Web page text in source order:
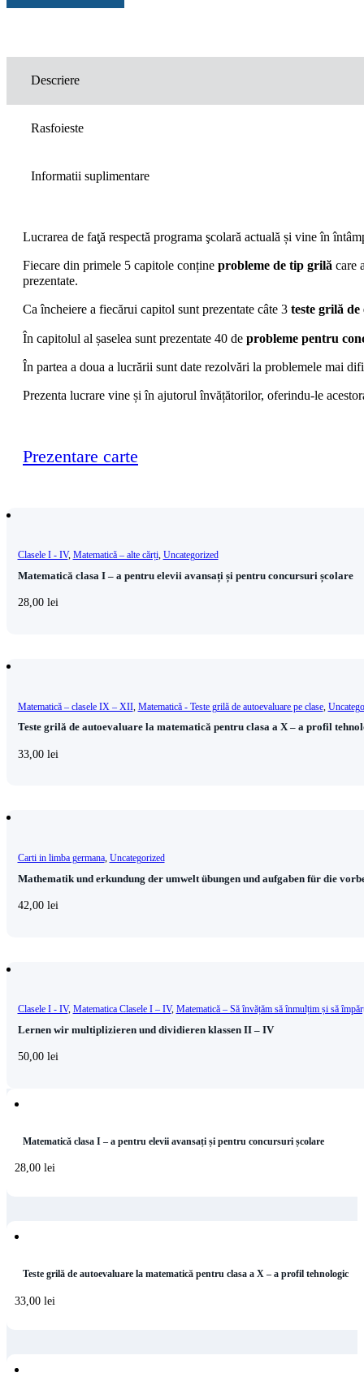
Descriere
Rasfoieste
Informatii suplimentare
Lucrarea de faţă respectă programa şcolară actuală și vine în
Fiecare din primele 5 capitole conține probleme de tip grilă care
prezentate.
Ca încheiere a fiecărui capitol sunt prezentate câte 3 teste grilă de
În capitolul al șaselea sunt prezentate 40 de probleme pentru
În partea a doua a lucrării sunt date rezolvări la problemele mai
Prezenta lucrare vine și în ajutorul învățătorilor, oferindu-le
Prezentare carte
Clasele I - IV, Matematică – alte cărți, Uncategorized
Matematică clasa I – a pentru elevii avansați și pentru concursuri școlare
28,00 lei
Matematică – clasele IX – XII, Matematică - Teste grilă de autoevaluare pe clase,
Teste grilă de autoevaluare la matematică pentru clasa a X – a profil
33,00 lei
Carti in limba germana, Uncategorized
Mathematik und erkundung der umwelt übungen und aufgaben für die
42,00 lei
Clasele I - IV, Matematica Clasele I – IV, Matematică – Să învățăm să înmulțim și să
Lernen wir multiplizieren und dividieren klassen II – IV
50,00 lei
Matematică clasa I – a pentru elevii avansați și pentru concursuri școlare
28,00 lei
Teste grilă de autoevaluare la matematică pentru clasa a X – a profil tehnologic
33,00 lei